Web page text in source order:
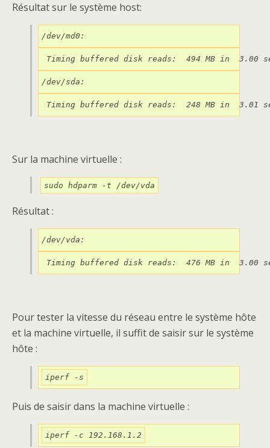
Résultat sur le système host:
/dev/md0:
Timing buffered disk reads:  494 MB in  3.00
/dev/sda:
Timing buffered disk reads:  248 MB in  3.01
Sur la machine virtuelle :
sudo hdparm -t /dev/vda
Résultat :
/dev/vda:
Timing buffered disk reads:  476 MB in  3.00
Pour tester la vitesse du réseau entre le système hôte
et la machine virtuelle, il suffit de saisir sur le système
hôte :
iperf -s
Puis de saisir dans la machine virtuelle :
iperf -c 192.168.1.2